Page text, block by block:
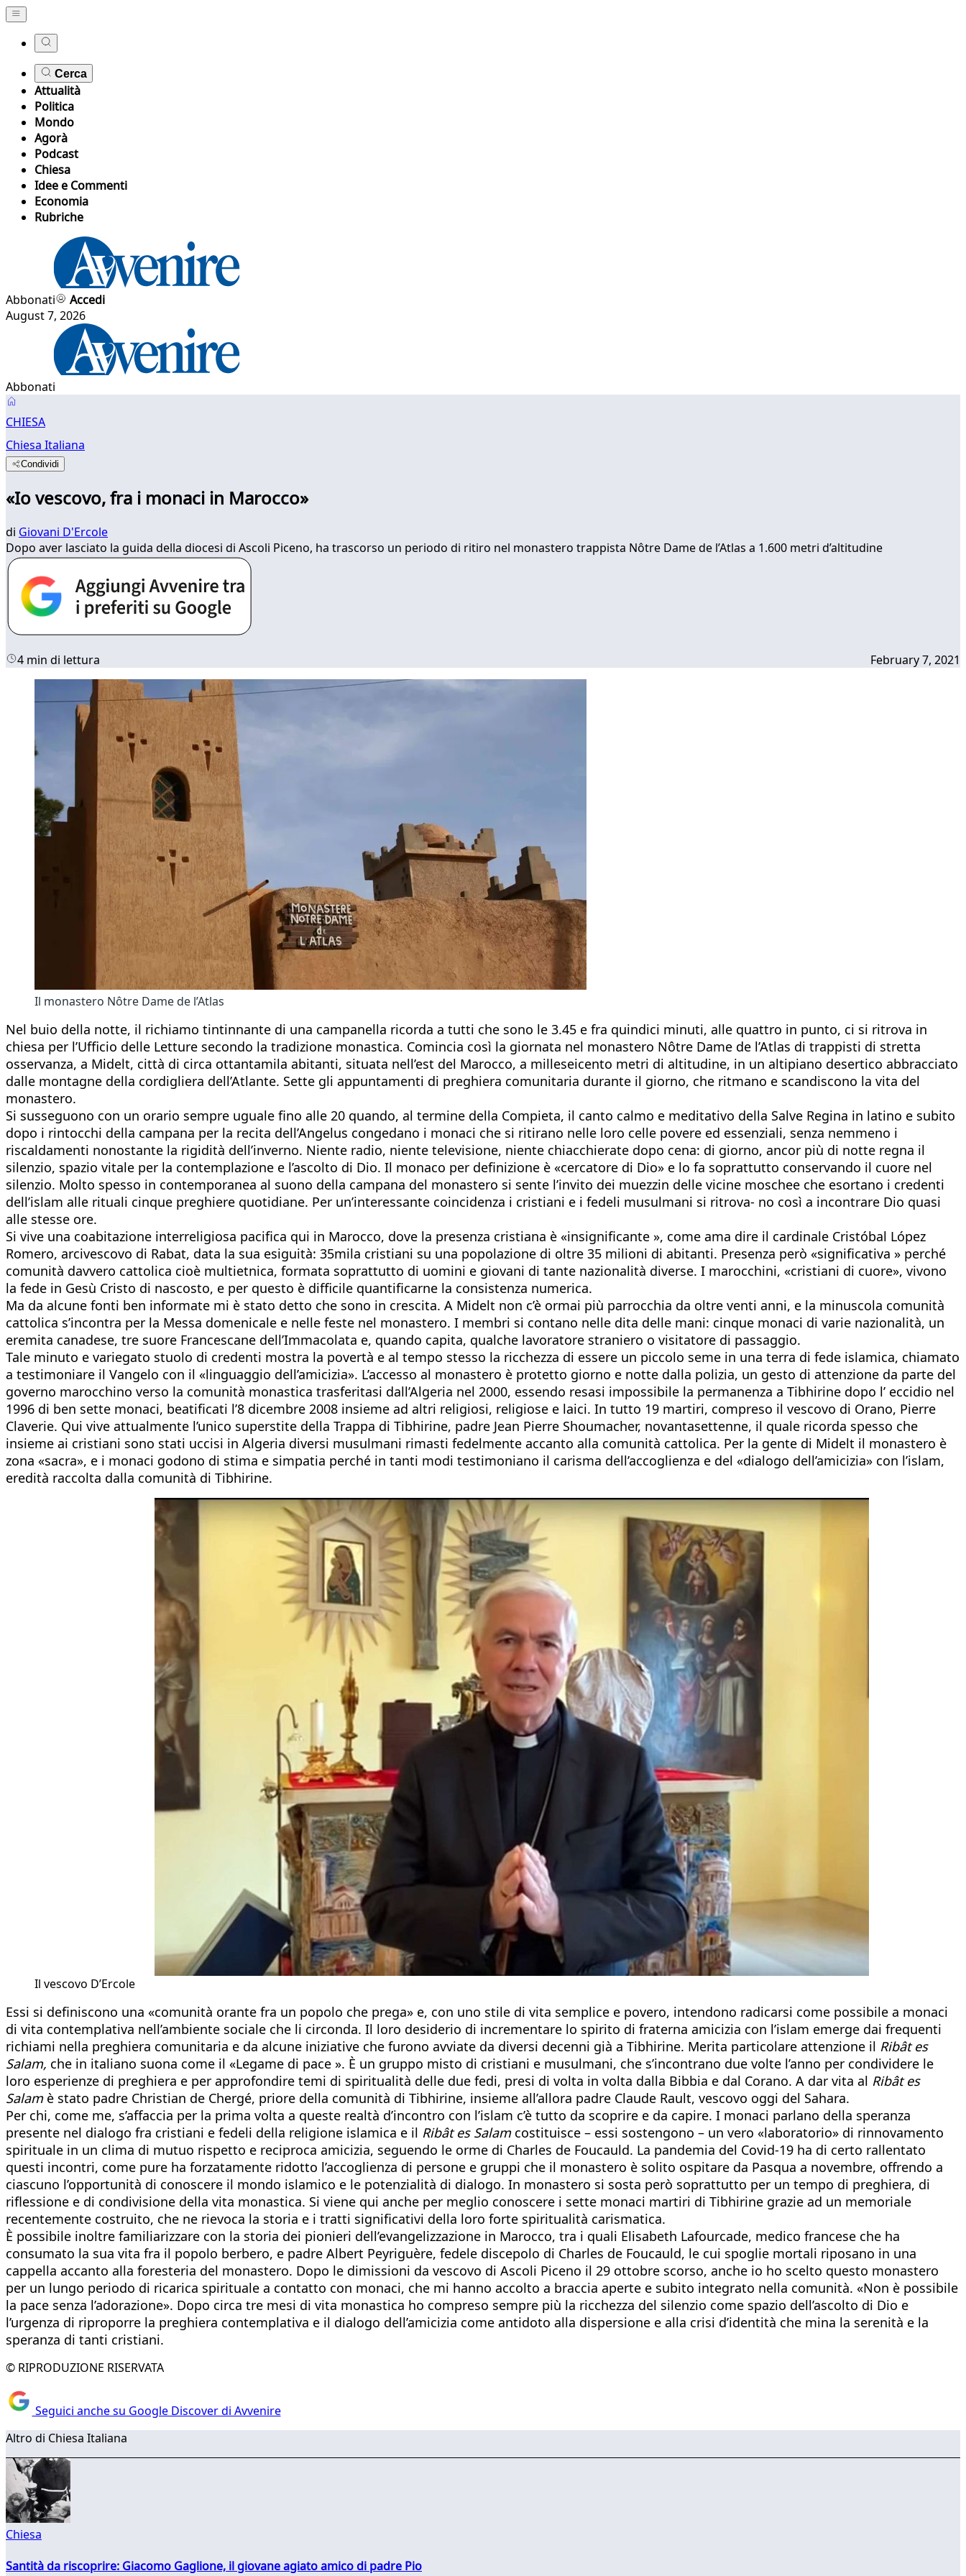
Cerca
Attualità
Politica
Mondo
Agorà
Podcast
Chiesa
Idee e Commenti
Economia
Rubriche
Abbonati
Accedi
August 7, 2026
Abbonati
CHIESA
Chiesa Italiana
Condividi
«Io vescovo, fra i monaci in Marocco»
di Giovani D'Ercole
Dopo aver lasciato la guida della diocesi di Ascoli Piceno, ha trascorso un periodo di ritiro nel monastero trappista Nôtre Dame de l’Atlas a 1.600 metri d’altitudine
4 min di lettura February 7, 2021
Il monastero Nôtre Dame de l’Atlas
Nel buio della notte, il richiamo tintinnante di una campanella ricorda a tutti che sono le 3.45 e fra quindici minuti, alle quattro in punto, ci si ritrova in
chiesa per l’Ufficio delle Letture secondo la tradizione monastica. Comincia così la giornata nel monastero Nôtre Dame de l’Atlas di trappisti di stretta
osservanza, a Midelt, città di circa ottantamila abitanti, situata nell’est del Marocco, a milleseicento metri di altitudine, in un altipiano desertico abbracciato
dalle montagne della cordigliera dell’Atlante. Sette gli appuntamenti di preghiera comunitaria durante il giorno, che ritmano e scandiscono la vita del
monastero.
Si susseguono con un orario sempre uguale fino alle 20 quando, al termine della Compieta, il canto calmo e meditativo della Salve Regina in latino e subito
dopo i rintocchi della campana per la recita dell’Angelus congedano i monaci che si ritirano nelle loro celle povere ed essenziali, senza nemmeno i
riscaldamenti nonostante la rigidità dell’inverno. Niente radio, niente televisione, niente chiacchierate dopo cena: di giorno, ancor più di notte regna il
silenzio, spazio vitale per la contemplazione e l’ascolto di Dio. Il monaco per definizione è «cercatore di Dio» e lo fa soprattutto conservando il cuore nel
silenzio. Molto spesso in contemporanea al suono della campana del monastero si sente l’invito dei muezzin delle vicine moschee che esortano i credenti
dell’islam alle rituali cinque preghiere quotidiane. Per un’interessante coincidenza i cristiani e i fedeli musulmani si ritrova- no così a incontrare Dio quasi
alle stesse ore.
Si vive una coabitazione interreligiosa pacifica qui in Marocco, dove la presenza cristiana è «insignificante », come ama dire il cardinale Cristóbal López
Romero, arcivescovo di Rabat, data la sua esiguità: 35mila cristiani su una popolazione di oltre 35 milioni di abitanti. Presenza però «significativa » perché
comunità davvero cattolica cioè multietnica, formata soprattutto di uomini e giovani di tante nazionalità diverse. I marocchini, «cristiani di cuore», vivono
la fede in Gesù Cristo di nascosto, e per questo è difficile quantificarne la consistenza numerica.
Ma da alcune fonti ben informate mi è stato detto che sono in crescita. A Midelt non c’è ormai più parrocchia da oltre venti anni, e la minuscola comunità
cattolica s’incontra per la Messa domenicale e nelle feste nel monastero. I membri si contano nelle dita delle mani: cinque monaci di varie nazionalità, un
eremita canadese, tre suore Francescane dell’Immacolata e, quando capita, qualche lavoratore straniero o visitatore di passaggio.
Tale minuto e variegato stuolo di credenti mostra la povertà e al tempo stesso la ricchezza di essere un piccolo seme in una terra di fede islamica, chiamato
a testimoniare il Vangelo con il «linguaggio dell’amicizia». L’accesso al monastero è protetto giorno e notte dalla polizia, un gesto di attenzione da parte del
governo marocchino verso la comunità monastica trasferitasi dall’Algeria nel 2000, essendo resasi impossibile la permanenza a Tibhirine dopo l’ eccidio nel
1996 di ben sette monaci, beatificati l’8 dicembre 2008 insieme ad altri religiosi, religiose e laici. In tutto 19 martiri, compreso il vescovo di Orano, Pierre
Claverie. Qui vive attualmente l’unico superstite della Trappa di Tibhirine, padre Jean Pierre Shoumacher, novantasettenne, il quale ricorda spesso che
insieme ai cristiani sono stati uccisi in Algeria diversi musulmani rimasti fedelmente accanto alla comunità cattolica. Per la gente di Midelt il monastero è
zona «sacra», e i monaci godono di stima e simpatia perché in tanti modi testimoniano il carisma dell’accoglienza e del «dialogo dell’amicizia» con l’islam,
eredità raccolta dalla comunità di Tibhirine.
Il vescovo D’Ercole
Essi si definiscono una «comunità orante fra un popolo che prega» e, con uno stile di vita semplice e povero, intendono radicarsi come possibile a monaci
di vita contemplativa nell’ambiente sociale che li circonda. Il loro desiderio di incrementare lo spirito di fraterna amicizia con l’islam emerge dai frequenti
richiami nella preghiera comunitaria e da alcune iniziative che furono avviate da diversi decenni già a Tibhirine. Merita particolare attenzione il Ribât es
Salam, che in italiano suona come il «Legame di pace ». È un gruppo misto di cristiani e musulmani, che s’incontrano due volte l’anno per condividere le
loro esperienze di preghiera e per approfondire temi di spiritualità delle due fedi, presi di volta in volta dalla Bibbia e dal Corano. A dar vita al Ribât es
Salamè stato padre Christian de Chergé, priore della comunità di Tibhirine, insieme all’allora padre Claude Rault, vescovo oggi del Sahara.
Per chi, come me, s’affaccia per la prima volta a queste realtà d’incontro con l’islam c’è tutto da scoprire e da capire. I monaci parlano della speranza
presente nel dialogo fra cristiani e fedeli della religione islamica e il Ribât es Salamcostituisce – essi sostengono – un vero «laboratorio» di rinnovamento
spirituale in un clima di mutuo rispetto e reciproca amicizia, seguendo le orme di Charles de Foucauld. La pandemia del Covid-19 ha di certo rallentato
questi incontri, come pure ha forzatamente ridotto l’accoglienza di persone e gruppi che il monastero è solito ospitare da Pasqua a novembre, offrendo a
ciascuno l’opportunità di conoscere il mondo islamico e le potenzialità di dialogo. In monastero si sosta però soprattutto per un tempo di preghiera, di
riflessione e di condivisione della vita monastica. Si viene qui anche per meglio conoscere i sette monaci martiri di Tibhirine grazie ad un memoriale
recentemente costruito, che ne rievoca la storia e i tratti significativi della loro forte spiritualità carismatica.
È possibile inoltre familiarizzare con la storia dei pionieri dell’evangelizzazione in Marocco, tra i quali Elisabeth Lafourcade, medico francese che ha
consumato la sua vita fra il popolo berbero, e padre Albert Peyriguère, fedele discepolo di Charles de Foucauld, le cui spoglie mortali riposano in una
cappella accanto alla foresteria del monastero. Dopo le dimissioni da vescovo di Ascoli Piceno il 29 ottobre scorso, anche io ho scelto questo monastero
per un lungo periodo di ricarica spirituale a contatto con monaci, che mi hanno accolto a braccia aperte e subito integrato nella comunità. «Non è possibile
la pace senza l’adorazione». Dopo circa tre mesi di vita monastica ho compreso sempre più la ricchezza del silenzio come spazio dell’ascolto di Dio e
l’urgenza di riproporre la preghiera contemplativa e il dialogo dell’amicizia come antidoto alla dispersione e alla crisi d’identità che mina la serenità e la
speranza di tanti cristiani.
© RIPRODUZIONE RISERVATA
Seguici anche su Google Discover di Avvenire
Altro di Chiesa Italiana
Chiesa
Santità da riscoprire: Giacomo Gaglione, il giovane agiato amico di padre Pio